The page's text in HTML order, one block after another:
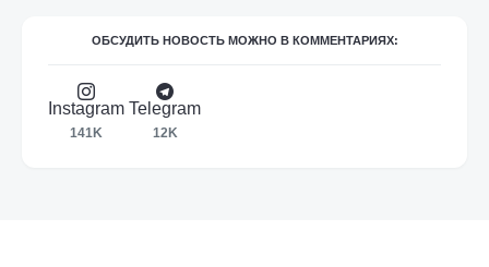
ОБСУДИТЬ НОВОСТЬ МОЖНО В КОММЕНТАРИЯХ:
Instagram
141K
Telegram
12K